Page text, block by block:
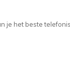
je het beste